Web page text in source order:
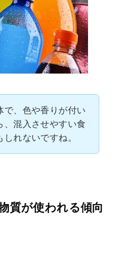
で、色や香りが付い
、混入させやすい食
しれないですね。
質が使われる傾向